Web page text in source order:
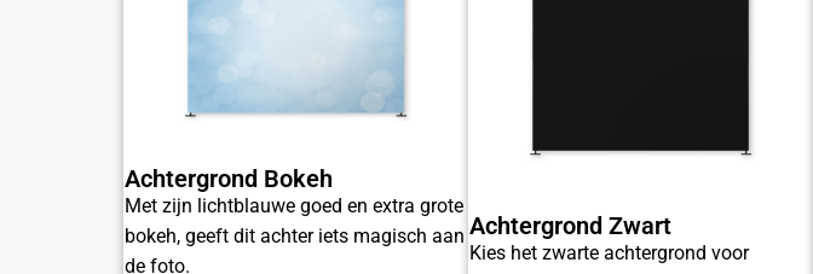
Achtergrond Bokeh
Met zijn lichtblauwe goed en extra grote
bokeh, geeft dit achter iets magisch aan
de foto.
Achtergrond Zwart
Kies het zwarte achtergrond voor